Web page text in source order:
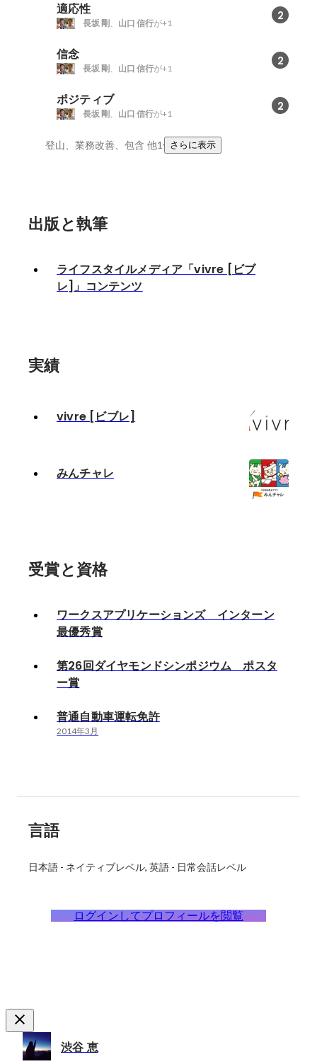
適応性 2
長坂 剛 、 山口 信行が+1
信念 2
長坂 剛 、 山口 信行が+1
ポジティブ 2
長坂 剛 、 山口 信行が+1
登山、業務改善、包含 他1件さらに表示
出版と執筆
ライフスタイルメディア「vivre [ビブ
レ]」コンテンツ
実績
vivre [ビブレ]
みんチャレ
受賞と資格
ワークスアプリケーションズ インターン
最優秀賞
第26回ダイヤモンドシンポジウム ポスタ
ー賞
普通自動車運転免許
2014年3月
言語
日本語 - ネイティブレベル 英語 - 日常会話レベル
ログインしてプロフィールを閲覧
渋谷 恵